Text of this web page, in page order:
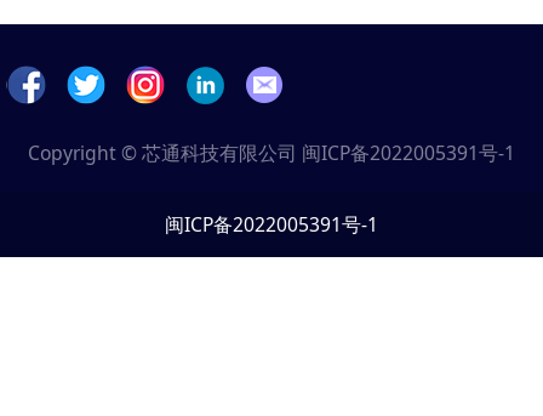
Copyright © 芯通科技有限公司 闽ICP备2022005391号-1
闽ICP备2022005391号-1